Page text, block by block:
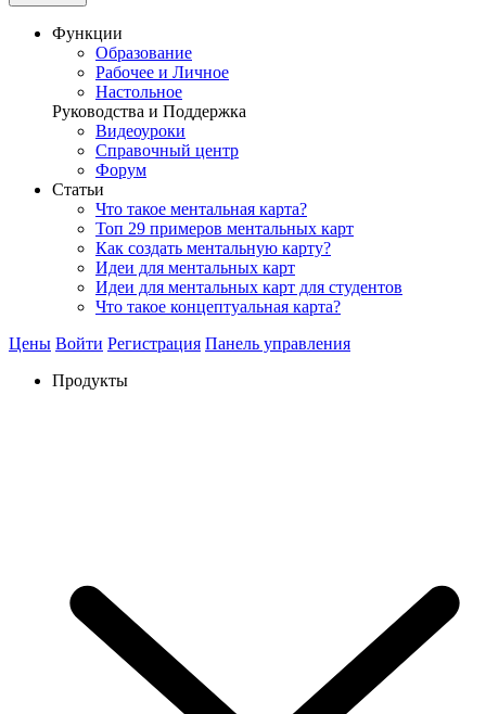
Функции
Образование
Рабочее и Личное
Настольное
Руководства и Поддержка
Видеоуроки
Справочный центр
Форум
Статьи
Что такое ментальная карта?
Топ 29 примеров ментальных карт
Как создать ментальную карту?
Идеи для ментальных карт
Идеи для ментальных карт для студентов
Что такое концептуальная карта?
Цены Войти Регистрация Панель управления
Продукты